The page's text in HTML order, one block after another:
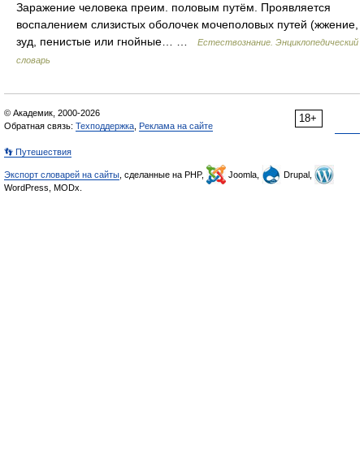
Заражение человека преим. половым путём. Проявляется
воспалением слизистых оболочек мочеполовых путей (жжение,
зуд, пенистые или гнойные… …
Естествознание. Энциклопедический
словарь
18+
© Академик, 2000-2026
Обратная связь: Техподдержка Реклама на сайте
👣 Путешествия
Экспорт словарей на сайты , сделанные на PHP, Joomla,
Drupal,
WordPress, MODx.